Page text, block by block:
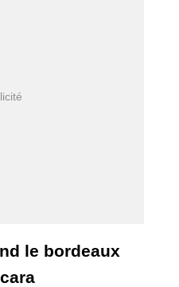
le bordeaux